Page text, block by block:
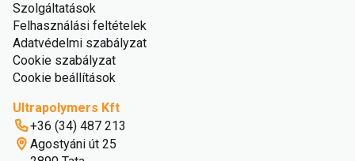
Szolgáltatások
Felhasználási feltételek
Adatvédelmi szabályzat
Cookie szabályzat
Cookie beállítások
Ultrapolymers Kft
+36 (34) 487 213
Agostyáni út 25